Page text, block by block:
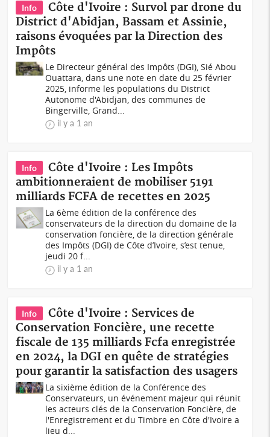
Info
Côte d'Ivoire : Survol par drone du
District d'Abidjan, Bassam et Assinie,
raisons évoquées par la Direction des
Impôts
Le Directeur général des Impôts (DGI), Sié Abou
Ouattara, dans une note en date du 25 février
2025, informe les populations du District
Autonome d'Abidjan, des communes de
Bingerville, Grand...
il y a 1 an
Info
Côte d'Ivoire : Les Impôts
ambitionneraient de mobiliser 5191
milliards FCFA de recettes en 2025
La 6ème édition de la conférence des
conservateurs de la direction du domaine de la
conservation foncière, de la direction générale
des Impôts (DGI) de Côte d’Ivoire, s’est tenue,
jeudi 20 f...
il y a 1 an
Info
Côte d'Ivoire : Services de
Conservation Foncière, une recette
fiscale de 135 milliards Fcfa enregistrée
en 2024, la DGI en quête de stratégies
pour garantir la satisfaction des usagers
La sixième édition de la Conférence des
Conservateurs, un événement majeur qui réunit
les acteurs clés de la Conservation Foncière, de
l'Enregistrement et du Timbre en Côte d'Ivoire a
lieu d...